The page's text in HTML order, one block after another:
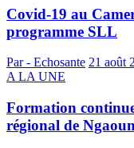
Covid-19 au
programme SLL
Par - Echosante 21 août
A LA UNE
Formation
régional de